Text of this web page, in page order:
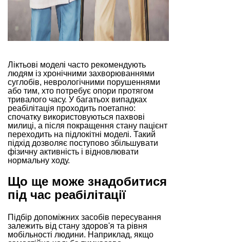
Ліктьові моделі часто рекомендують
людям із хронічними захворюваннями
суглобів, неврологічними порушеннями
або тим, хто потребує опори протягом
тривалого часу. У багатьох випадках
реабілітація проходить поетапно:
спочатку використовуються пахвові
милиці, а після покращення стану пацієнт
переходить на підлокітні моделі. Такий
підхід дозволяє поступово збільшувати
фізичну активність і відновлювати
нормальну ходу.
Що ще може знадобитися
під час реабілітації
Підбір допоміжних засобів пересування
залежить від стану здоров'я та рівня
мобільності людини. Наприклад, якщо